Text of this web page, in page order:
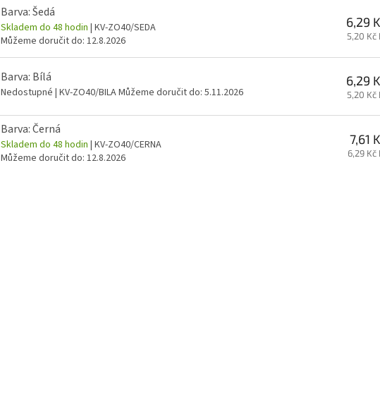
Barva: Šedá
Skladem do 48 hodin | KV-ZO40/SEDA
Můžeme doručit do: 12.8.2026
6,29
5,20 Kč
Barva: Bílá
Nedostupné | KV-ZO40/BILAMůžeme doručit do: 5.11.2026
6,29
5,20 Kč
Barva: Černá
Skladem do 48 hodin | KV-ZO40/CERNA
Můžeme doručit do: 12.8.2026
7,61
6,29 Kč